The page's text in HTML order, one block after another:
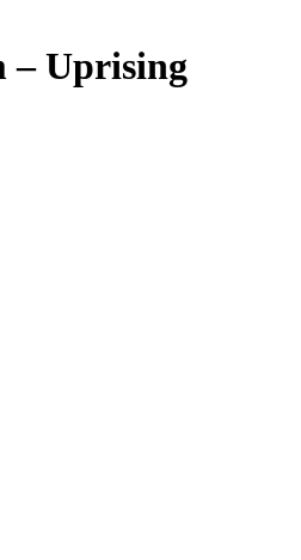
– Uprising